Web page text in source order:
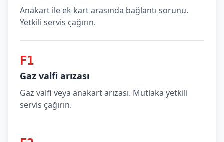
Anakart ile ek kart arasında bağlantı sorunu.
Yetkili servis çağırın.
F1
Gaz valfi arızası
Gaz valfi veya anakart arızası. Mutlaka yetkili
servis çağırın.